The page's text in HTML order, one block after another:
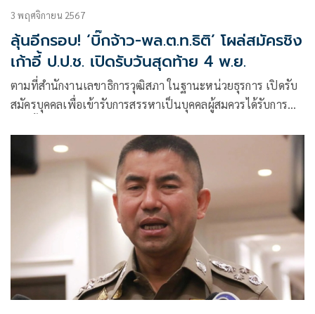
3 พฤศจิกายน 2567
ลุ้นอีกรอบ! ‘บิ๊กจ้าว-พล.ต.ท.ธิติ’ โผล่สมัครชิง
เก้าอี้ ป.ป.ช. เปิดรับวันสุดท้าย 4 พ.ย.
ตามที่สำนักงานเลขาธิการวุฒิสภา ในฐานะหน่วยธุรการ เปิดรับ
สมัครบุคคลเพื่อเข้ารับการสรรหาเป็นบุคคลผู้สมควรได้รับการ
จำนวน 3 คน ระหว่างวันที่ 21 ตุลาคม – 4 พฤศจิกายน 2567